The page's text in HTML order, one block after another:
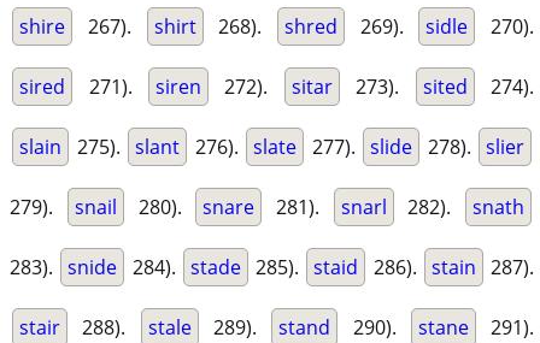
shire 267). shirt 268). shred 269). sidle 270).
sired 271). siren 272). sitar 273). sited 274).
slain 275). slant 276). slate 277). slide 278). slier
279). snail 280). snare 281). snarl 282). snath
283). snide 284). stade 285). staid 286). stain 287).
stair 288). stale 289). stand 290). stane 291).